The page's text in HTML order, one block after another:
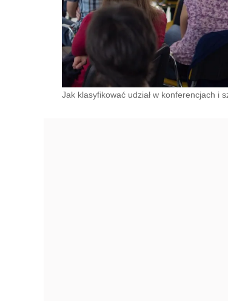
Jak klasyfikować udział w konferencjach i